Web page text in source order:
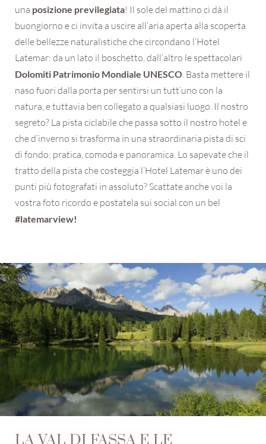
una posizione previlegiata! Il sole del mattino ci dà il
buongiorno e ci invita a uscire all’aria aperta alla scoperta
delle bellezze naturalistiche che circondano l’Hotel
Latemar: da un lato il boschetto, dall’altro le spettacolari
Dolomiti Patrimonio Mondiale UNESCO. Basta mettere il
naso fuori dalla porta per sentirsi un tutt’uno con la
natura, e tuttavia ben collegato a qualsiasi luogo. Il nostro
segreto? La pista ciclabile che passa sotto il nostro hotel e
che d’inverno si trasforma in una straordinaria pista di sci
di fondo: pratica, comoda e panoramica. Lo sapevate che il
tratto della pista che costeggia l’Hotel Latemar è uno dei
punti più fotografati in assoluto? Scattate anche voi la
vostra foto ricordo e postatela sui social con un bel
#latemarview!
LA VAL DI FASSA E LE